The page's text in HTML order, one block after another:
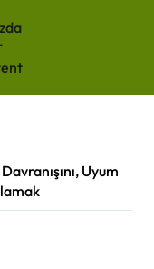
Uyum